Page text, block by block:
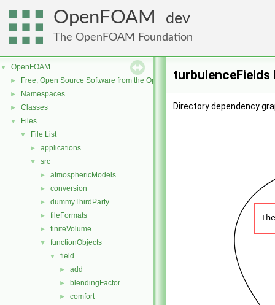
OpenFOAM dev
The OpenFOAM Foundation
▼ OpenFOAM
► Free, Open Source Software from the OpenFOAM Foundation
► Namespaces
► Classes
▼ Files
▼ File List
► applications
▼ src
► atmosphericModels
► conversion
► dummyThirdParty
► fileFormats
► finiteVolume
▼ functionObjects
▼ field
► add
► blendingFactor
► comfort
Directory dependency